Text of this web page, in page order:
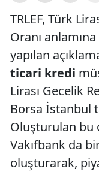
TRLEF, Türk
Oranı
yapılan
ticari kredi
Lirası Gecelik
Borsa İstanbul
Oluşturulan bu
Vakıfbank da
oluşturarak,